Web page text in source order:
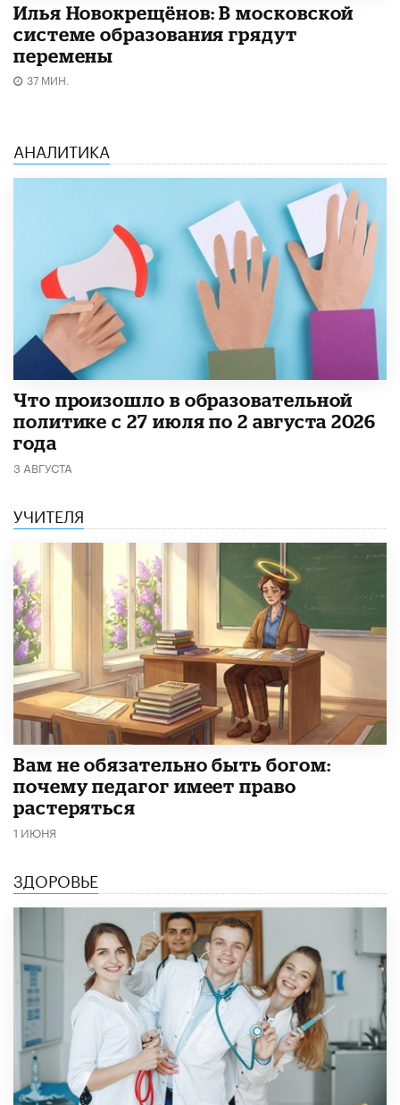
Илья Новокрещёнов: В московской
системе образования грядут
перемены
37 МИН.
АНАЛИТИКА
​Что произошло в образовательной
политике с 27 июля по 2 августа 2026
года
3 АВГУСТА
УЧИТЕЛЯ
​Вам не обязательно быть богом:
почему педагог имеет право
растеряться
1 ИЮНЯ
ЗДОРОВЬЕ